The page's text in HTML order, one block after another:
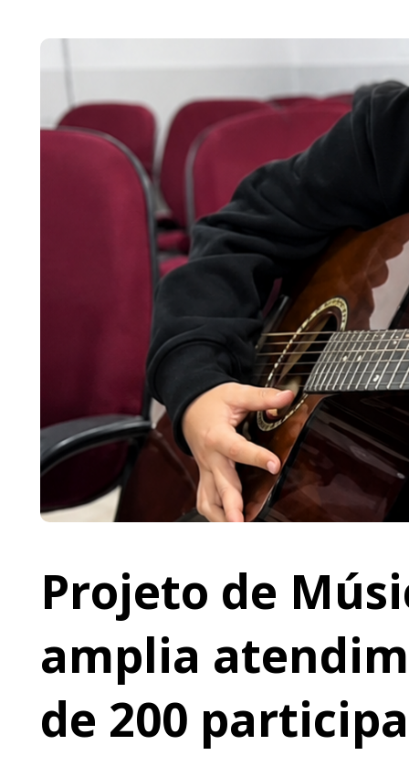
Projeto de
amplia
de 200